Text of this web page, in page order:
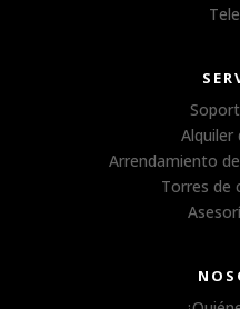
Alquiler
Arrendamiento
Torres de